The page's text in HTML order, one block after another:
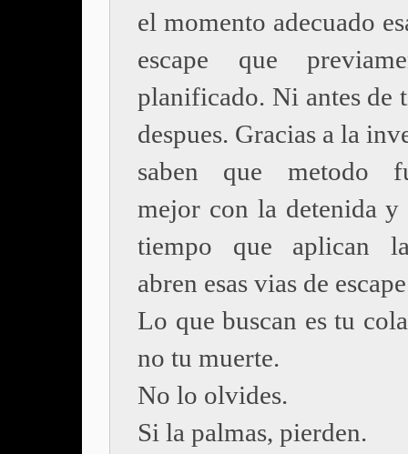
el momento adecuado
escape que
planificado. Ni antes de
despues. Gracias a la
saben que metodo
mejor con la detenida y
tiempo que aplican
abren esas vias de
Lo que buscan es tu
no tu muerte.
No lo olvides.
Si la palmas, pierden.